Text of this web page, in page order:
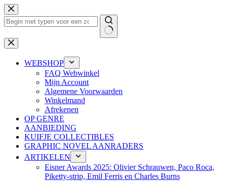
Ga
naar
de
Geen
resultaten
WEBSHOP
FAQ Webwinkel
Mijn Account
Algemene Voorwaarden
Winkelmand
Afrekenen
OP GENRE
AANBIEDING
KUIFJE COLLECTIBLES
GRAPHIC NOVEL AANRADERS
ARTIKELEN
Eisner Awards 2025: Olivier Schrauwen, Paco Roca,
Piketty-strip, Emil Ferris en Charles Burns